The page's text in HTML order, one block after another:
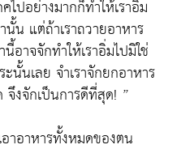
ไปอย่างมากก็ทำให้เราอิ่ม
น แต่ถ้าเราถวายอาหาร
อาจจักทำให้เราอิ่มไปมิใช่
นั้นเลย จำเราจักยกอาหาร
งจักเป็นการดีที่สุด! ”
าอาหารทั้งหมดของตน